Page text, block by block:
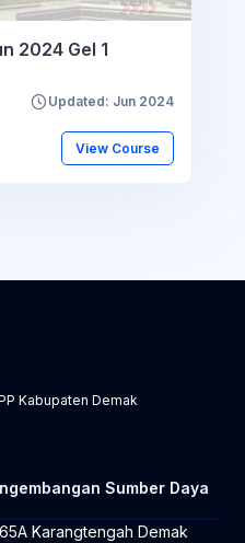
2024 Gel 1
Updated: Jun 2024
View Course
Kabupaten Demak
Sumber Daya
Karangtengah Demak